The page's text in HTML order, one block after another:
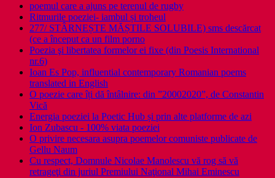
poemul care a ajuns pe terenul de rugby
Ritmurile poeziei- iambul și troheul
277/ STÂRNEȘTE MĂȘTILE SOLUBILE) sms descărcat
(ce a început ca un film porno
Poezia şi libertatea formelor ei fixe (din Poesis International
nr.6)
Ioan Es Pop, influential contemporary Romanian poems
translated in English
O poezie care îți dă întâlnire: din ”20002020”, de Constantin
Vică
Energia poeziei la Poetic Hub și prin alte platforme de azi
Ion Zubascu - 100% viata poeziei
O privire necesara asupra poemelor comuniste publicate de
Gellu Naum
Cu respect, Domnule Nicolae Manolescu vă rog să vă
retrageţi din juriul Premiului Naţional Mihai Eminescu